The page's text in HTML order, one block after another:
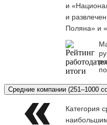
и
и
Поляна» и
Средние компании (251–1000
Категория